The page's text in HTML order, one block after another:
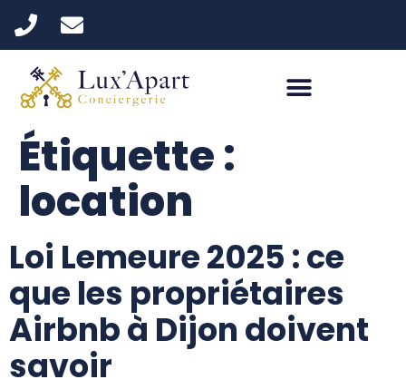
Étiquette :
location
Loi Lemeure 2025 : ce
que les propriétaires
Airbnb à Dijon doivent
savoir